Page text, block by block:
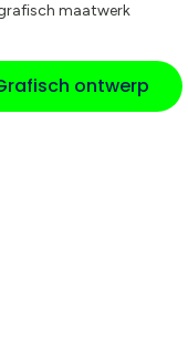
maatwerk
ontwerp